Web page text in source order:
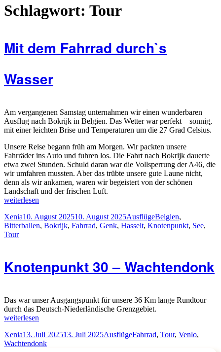
Schlagwort: Tour
Mit dem Fahrrad durch`s
Wasser
Am vergangenen Samstag unternahmen wir einen wunderbaren
Ausflug nach Bokrijk in Belgien. Das Wetter war perfekt – sonnig,
mit einer leichten Brise und Temperaturen um die 27 Grad Celsius.
Unsere Reise begann früh am Morgen. Wir packten unsere
Fahrräder ins Auto und fuhren los. Die Fahrt nach Bokrijk dauerte
etwa zwei Stunden. Schuld daran war die Vollsperrung der A46, die
wir umfahren mussten. Aber das trübte unsere gute Laune nicht,
denn als wir ankamen, waren wir begeistert von der schönen
Landschaft und der frischen Luft.
„Mit
Fahrrad
durch`s
Wasser“
weiterlesen
Autor
XeniaVeröffentlicht
am
10. August 202510. August 2025Kategorien
AusflügeSchlagwörter
Belgien,
Bitterballen, Bokrijk, Fahrrad, Genk, Hasselt, Knotenpunkt, See,
Tour
Knotenpunkt 30 – Wachtendonk
Das war unser Ausgangspunkt für unsere 36 Km lange Rundtour
durch das Deutsch-Niederländische Grenzgebiet.
„Knotenpunkt
–
Wachtendonk“
weiterlesen
Autor
XeniaVeröffentlicht
am
13. Juli 202513. Juli 2025Kategorien
AusflügeSchlagwörter
Fahrrad, Tour, Venlo,
Wachtendonk